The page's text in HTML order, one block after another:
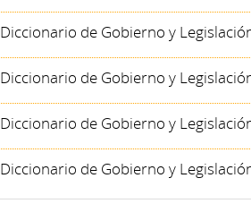
Diccionario de Gobierno y
Diccionario de Gobierno y
Diccionario de Gobierno y
Diccionario de Gobierno y